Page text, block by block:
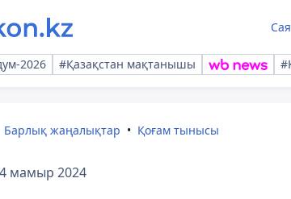
2026 #Қазақстан мақтанышы
Барлық жаңалықтар Қоғам тынысы
мамыр 2024